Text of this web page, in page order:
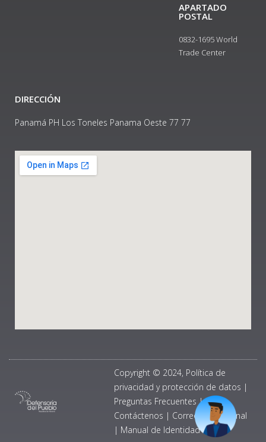
APARTADO
POSTAL
0832-1695 World
Trade Center
DIRECCIÓN
Panamá PH Los Toneles Panama Oeste 77 77
Copyright © 2024, Política de
privacidad y protección de datos |
Preguntas Frecuentes |
Contáctenos | Correo Institucional
| Manual de Identidad Visual